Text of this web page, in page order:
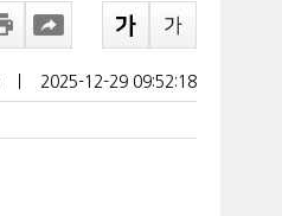
2025-12-29 09:52:18